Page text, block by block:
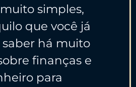
simples,
que você já
saber há muito
finanças e
para